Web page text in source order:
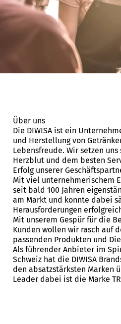
Über uns
Die DIWISA ist ein
und Herstellung von
Lebensfreude. Wir setzen
Herzblut und dem besten
Erfolg unserer
Mit viel unternehmerischem
seit bald 100 Jahren
am Markt und konnte dabei
Herausforderungen
Mit unserem Gespür für die
Kunden wollen wir rasch auf
passenden Produkten und
Als führender Anbieter im
Schweiz hat die DIWISA
den absatzstärksten Marken
Leader dabei ist die Marke